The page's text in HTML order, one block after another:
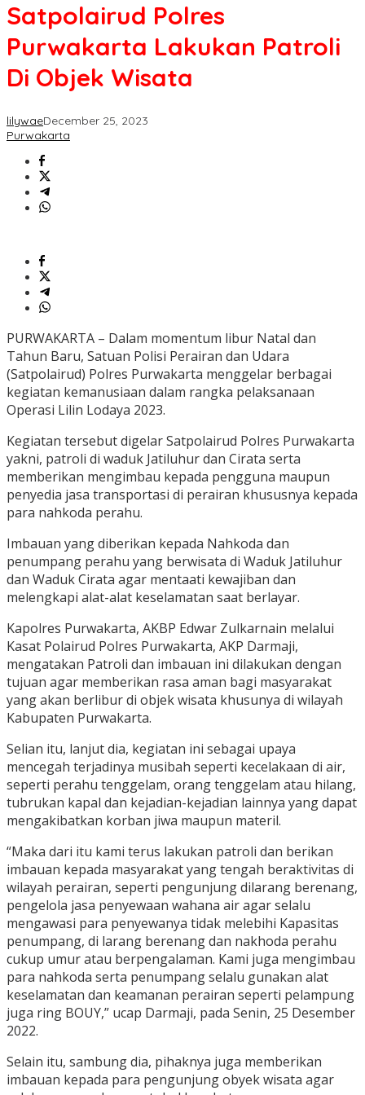
Satpolairud Polres
Purwakarta Lakukan Patroli
Di Objek Wisata
lilywaeDecember 25, 2023
Purwakarta
PURWAKARTA – Dalam momentum libur Natal dan
Tahun Baru, Satuan Polisi Perairan dan Udara
(Satpolairud) Polres Purwakarta menggelar berbagai
kegiatan kemanusiaan dalam rangka pelaksanaan
Operasi Lilin Lodaya 2023.
Kegiatan tersebut digelar Satpolairud Polres Purwakarta
yakni, patroli di waduk Jatiluhur dan Cirata serta
memberikan mengimbau kepada pengguna maupun
penyedia jasa transportasi di perairan khususnya kepada
para nahkoda perahu.
Imbauan yang diberikan kepada Nahkoda dan
penumpang perahu yang berwisata di Waduk Jatiluhur
dan Waduk Cirata agar mentaati kewajiban dan
melengkapi alat-alat keselamatan saat berlayar.
Kapolres Purwakarta, AKBP Edwar Zulkarnain melalui
Kasat Polairud Polres Purwakarta, AKP Darmaji,
mengatakan Patroli dan imbauan ini dilakukan dengan
tujuan agar memberikan rasa aman bagi masyarakat
yang akan berlibur di objek wisata khusunya di wilayah
Kabupaten Purwakarta.
Selian itu, lanjut dia, kegiatan ini sebagai upaya
mencegah terjadinya musibah seperti kecelakaan di air,
seperti perahu tenggelam, orang tenggelam atau hilang,
tubrukan kapal dan kejadian-kejadian lainnya yang dapat
mengakibatkan korban jiwa maupun materil.
“Maka dari itu kami terus lakukan patroli dan berikan
imbauan kepada masyarakat yang tengah beraktivitas di
wilayah perairan, seperti pengunjung dilarang berenang,
pengelola jasa penyewaan wahana air agar selalu
mengawasi para penyewanya tidak melebihi Kapasitas
penumpang, di larang berenang dan nakhoda perahu
cukup umur atau berpengalaman. Kami juga mengimbau
para nahkoda serta penumpang selalu gunakan alat
keselamatan dan keamanan perairan seperti pelampung
juga ring BOUY,” ucap Darmaji, pada Senin, 25 Desember
2022.
Selain itu, sambung dia, pihaknya juga memberikan
imbauan kepada para pengunjung obyek wisata agar